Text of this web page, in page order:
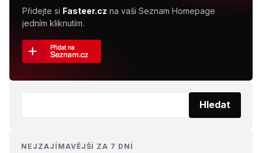
Přidejte si Fasteer.cz na vaši Seznam Homepage
jedním kliknutím.
Hledat
NEJZAJÍMAVĚJŠÍ ZA 7 DNÍ